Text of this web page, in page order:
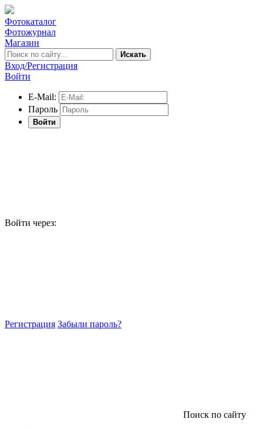
Фотокаталог
Фотожурнал
Магазин
Искать
Вход/Регистрация
Войти
E-Mail:
Пароль
Войти
Войти через:
Регистрация Забыли пароль?
Поиск по сайту